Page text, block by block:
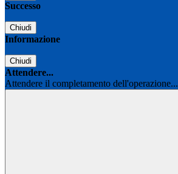
Successo
Chiudi
Informazione
Chiudi
Attendere...
Attendere il completamento dell'operazione...